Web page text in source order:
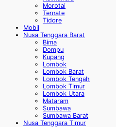
Morotai
Ternate
Tidore
Mobil
Nusa Tenggara Barat
Bima
Dompu
Kupang
Lombok
Lombok Barat
Lombok Tengah
Lombok Timur
Lombok Utara
Mataram
Sumbawa
Sumbawa Barat
Nusa Tenggara Timur